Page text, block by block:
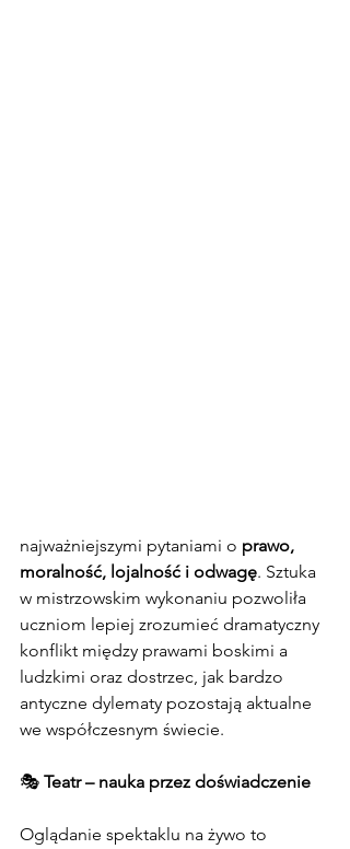
najważniejszymi pytaniami o prawo,
moralność, lojalność i odwagę. Sztuka
w mistrzowskim wykonaniu pozwoliła
uczniom lepiej zrozumieć dramatyczny
konflikt między prawami boskimi a
ludzkimi oraz dostrzec, jak bardzo
antyczne dylematy pozostają aktualne
we współczesnym świecie.
🎭 Teatr – nauka przez doświadczenie
Oglądanie spektaklu na żywo to